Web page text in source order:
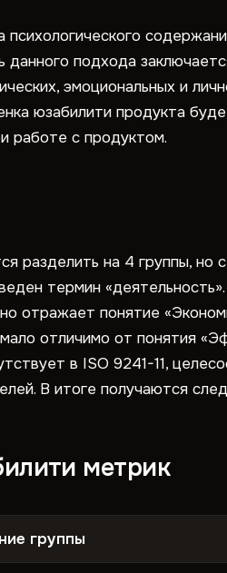
подхода
эмоциональных и
юзабилити продукта
работе с продуктом.
разделить на 4 группы, но
термин
отражает понятие
отличимо от понятия
в ISO 9241-11,
В итоге получаются
метрик
группы